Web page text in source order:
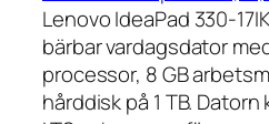
Lenovo IdeaPad 330-
bärbar vardagsdator
processor, 8 GB
hårddisk på 1 TB.